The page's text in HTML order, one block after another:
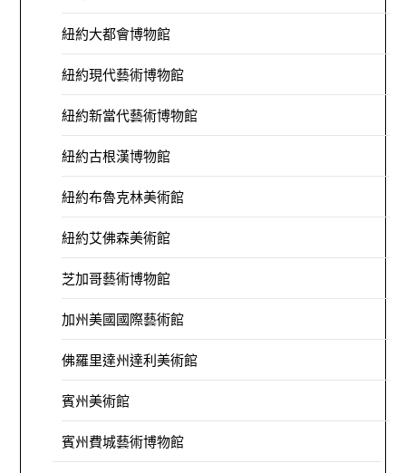
紐約大都會博物館
紐約現代藝術博物館
紐約新當代藝術博物館
紐約古根漢博物館
紐約布魯克林美術館
紐約艾佛森美術館
芝加哥藝術博物館
加州美國國際藝術館
佛羅里達州達利美術館
賓州美術館
賓州費城藝術博物館